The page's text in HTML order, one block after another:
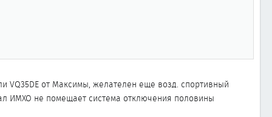
VQ35DE от Максимы, желателен еще возд. спортивный
ИМХО не помещает система отключения половины